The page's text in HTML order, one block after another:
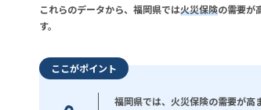
これらのデータから、福岡県では火災保険の需要が
す。
ここがポイント
福岡県では、火災保険の需要が高